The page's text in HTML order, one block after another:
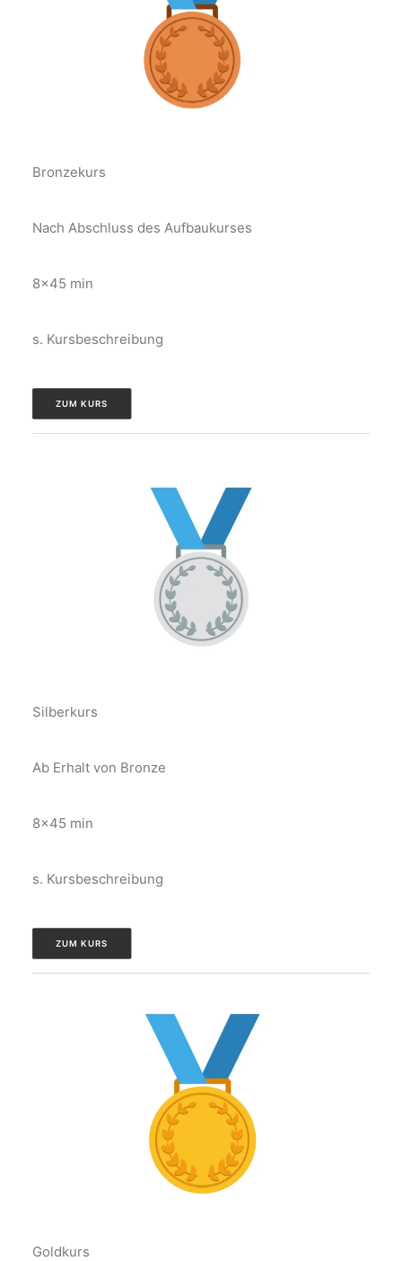
Bronzekurs
Nach Abschluss des Aufbaukurses
8×45 min
s. Kursbeschreibung
ZUM KURS
Silberkurs
Ab Erhalt von Bronze
8×45 min
s. Kursbeschreibung
ZUM KURS
Goldkurs